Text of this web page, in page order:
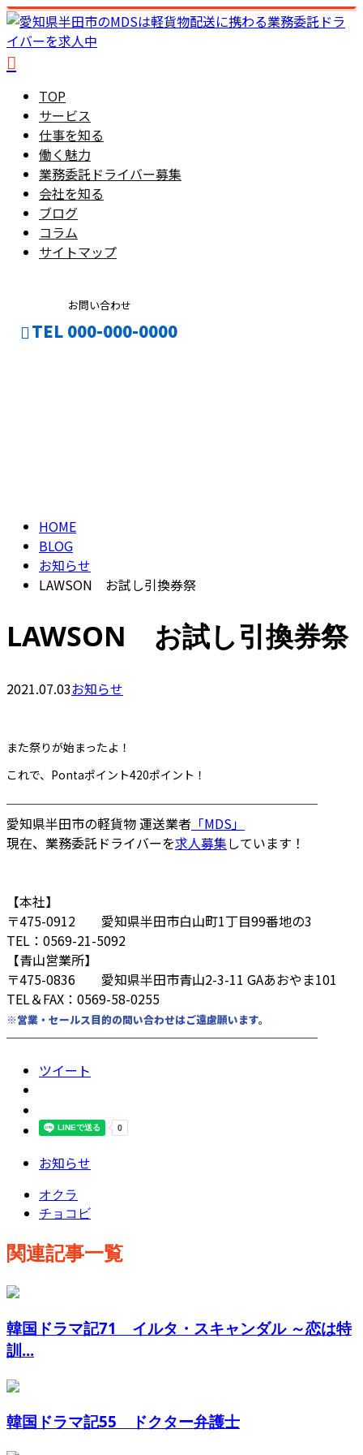
TOP
サービス
仕事を知る
働く魅力
業務委託ドライバー募集
会社を知る
ブログ
コラム
サイトマップ
お問い合わせ
TEL 000-000-0000
HOME
BLOG
お知らせ
LAWSON お試し引換券祭
LAWSON お試し引換券祭
2021.07.03お知らせ
また祭りが始まったよ！
これで、Pontaポイント420ポイント！
────────────────────────
愛知県半田市の軽貨物 運送業者 「MDS」
現在、業務委託ドライバーを求人募集しています！
【本社】
〒475-0912 愛知県半田市白山町1丁目99番地の3
TEL：0569-21-5092
【青山営業所】
〒475-0836 愛知県半田市青山2-3-11 GAあおやま101
TEL＆FAX：0569-58-0255
※営業・セールス目的の問い合わせはご遠慮願います。
────────────────────────
ツイート
お知らせ
オクラ
チョコビ
関連記事一覧
韓国ドラマ記71 イルタ・スキャンダル ～恋は特
訓...
韓国ドラマ記55 ドクター弁護士